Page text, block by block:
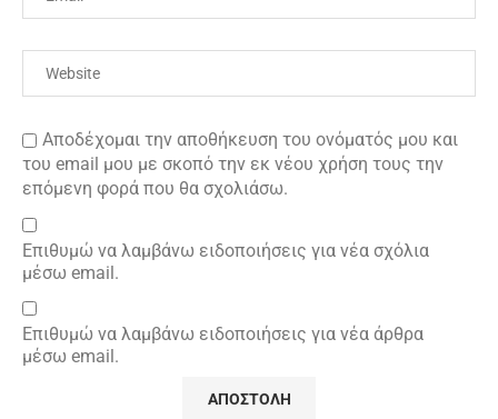
Αποδέχομαι την αποθήκευση του ονόματός μου και
του email μου με σκοπό την εκ νέου χρήση τους την
επόμενη φορά που θα σχολιάσω.
Επιθυμώ να λαμβάνω ειδοποιήσεις για νέα σχόλια
μέσω email.
Επιθυμώ να λαμβάνω ειδοποιήσεις για νέα άρθρα
μέσω email.